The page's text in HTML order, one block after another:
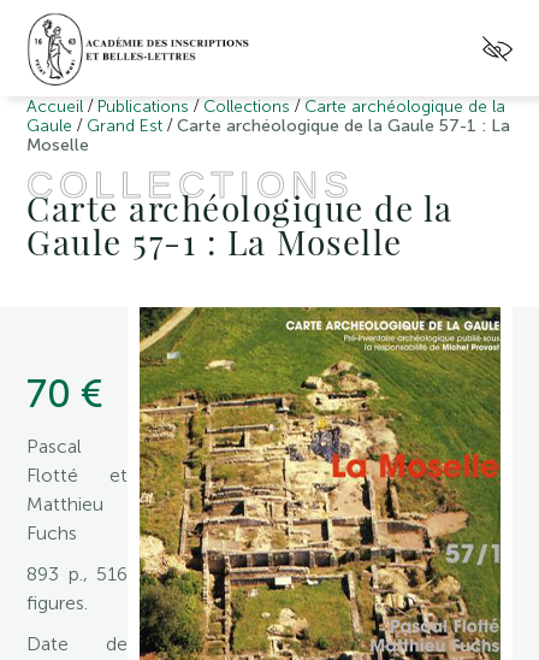
Accueil / Publications / Collections / Carte archéologique de la
Gaule / Grand Est /Carte archéologique de la Gaule 57-1 : La
Moselle
COLLECTIONS
Carte archéologique de la
Gaule 57-1 : La Moselle
70 €
Pascal
Flotté et
Matthieu
Fuchs
893 p., 516
figures.
Date de